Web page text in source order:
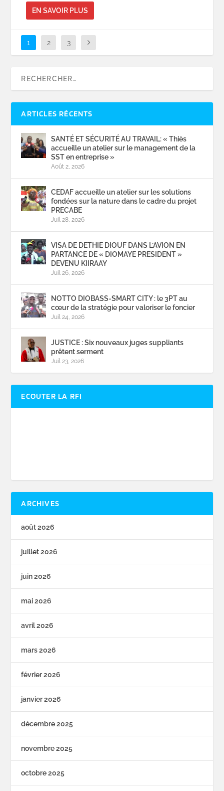
EN SAVOIR PLUS
1 2 3
ARTICLES RÉCENTS
SANTÉ ET SÉCURITÉ AU TRAVAIL: « Thiès
accueille un atelier sur le management de la
SST en entreprise »
Août 2, 2026
CEDAF accueille un atelier sur les solutions
fondées sur la nature dans le cadre du projet
PRECABE
Juil 28, 2026
VISA DE DETHIE DIOUF DANS L’AVION EN
PARTANCE DE « DIOMAYE PRESIDENT »
DEVENU KIIRAAY
Juil 26, 2026
NOTTO DIOBASS-SMART CITY : le 3PT au
cœur de la stratégie pour valoriser le foncier
Juil 24, 2026
JUSTICE : Six nouveaux juges suppliants
prêtent serment
Juil 23, 2026
ECOUTER LA RFI
ARCHIVES
août 2026
juillet 2026
juin 2026
mai 2026
avril 2026
mars 2026
février 2026
janvier 2026
décembre 2025
novembre 2025
octobre 2025